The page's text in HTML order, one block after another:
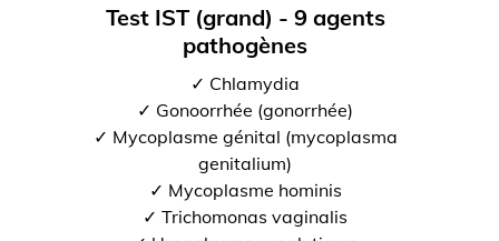
Test IST (grand) - 9 agents
pathogènes
✓ Chlamydia
✓ Gonoorrhée (gonorrhée)
✓ Mycoplasme génital (mycoplasma
genitalium)
✓ Mycoplasme hominis
✓ Trichomonas vaginalis